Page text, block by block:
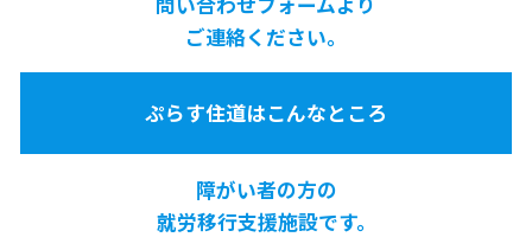
ご連絡ください。
ぷらす住道はこんなところ
障がい者の方の
就労移行支援施設です。